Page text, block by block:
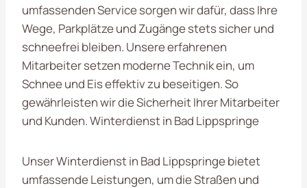
umfassenden Service sorgen wir dafür, dass Ihre
Wege, Parkplätze und Zugänge stets sicher und
schneefrei bleiben. Unsere erfahrenen
Mitarbeiter setzen moderne Technik ein, um
Schnee und Eis effektiv zu beseitigen. So
gewährleisten wir die Sicherheit Ihrer Mitarbeiter
und Kunden. Winterdienst in Bad Lippspringe
Unser Winterdienst in Bad Lippspringe bietet
umfassende Leistungen, um die Straßen und